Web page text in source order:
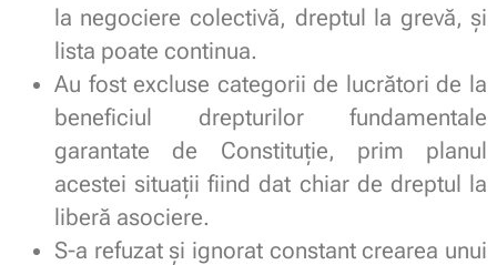
la negociere colectivă, dreptul la grevă, și
lista poate continua.
Au fost excluse categorii de lucrători de la
beneficiul drepturilor fundamentale
garantate de Constituție, prim planul
acestei situații fiind dat chiar de dreptul la
liberă asociere.
S-a refuzat și ignorat constant crearea unui